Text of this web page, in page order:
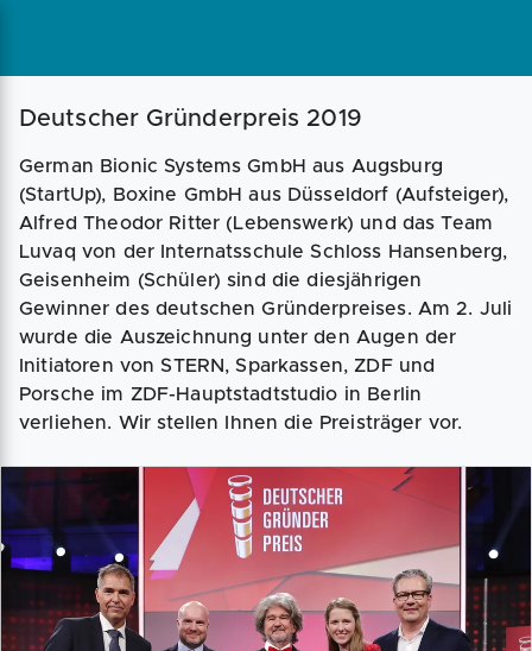
Magazin Businessplan Fördermittel
Deutscher Gründerpreis 2019
German Bionic Systems GmbH aus Augsburg
(StartUp), Boxine GmbH aus Düsseldorf (Aufsteiger),
Alfred Theodor Ritter (Lebenswerk) und das Team
Luvaq von der Internatsschule Schloss Hansenberg,
Geisenheim (Schüler) sind die diesjährigen
Gewinner des deutschen Gründerpreises. Am 2. Juli
wurde die Auszeichnung unter den Augen der
Initiatoren von STERN, Sparkassen, ZDF und
Porsche im ZDF-Hauptstadtstudio in Berlin
verliehen. Wir stellen Ihnen die Preisträger vor.